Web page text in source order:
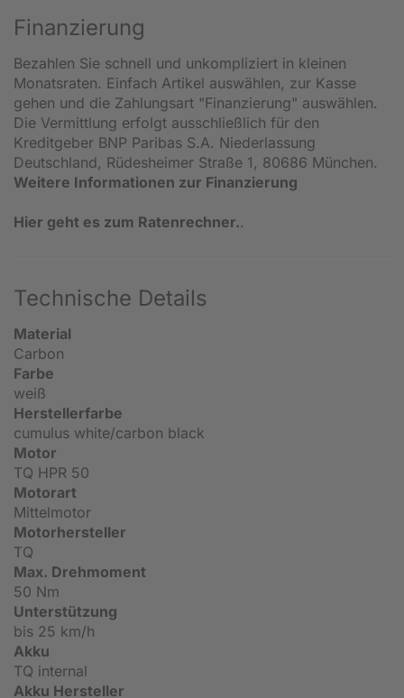
Finanzierung
Bezahlen Sie schnell und unkompliziert in kleinen
Monatsraten. Einfach Artikel auswählen, zur Kasse
gehen und die Zahlungsart "Finanzierung" auswählen.
Die Vermittlung erfolgt ausschließlich für den
Kreditgeber BNP Paribas S.A. Niederlassung
Deutschland, Rüdesheimer Straße 1, 80686 München.
Weitere Informationen zur Finanzierung
Hier geht es zum Ratenrechner..
Technische Details
Material
Carbon
Farbe
weiß
Herstellerfarbe
cumulus white/carbon black
Motor
TQ HPR 50
Motorart
Mittelmotor
Motorhersteller
TQ
Max. Drehmoment
50 Nm
Unterstützung
bis 25 km/h
Akku
TQ internal
Akku Hersteller